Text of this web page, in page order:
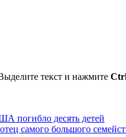
текст и нажмите
погибло десять детей
самого большого